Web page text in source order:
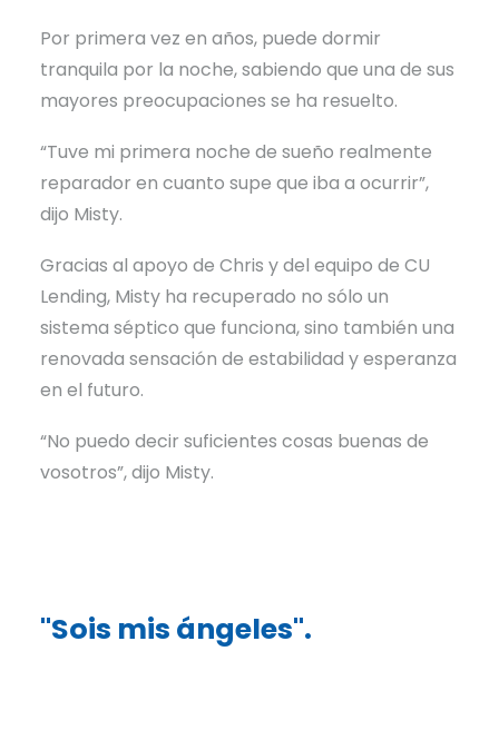
Por primera vez en años, puede dormir
tranquila por la noche, sabiendo que una de sus
mayores preocupaciones se ha resuelto.
“Tuve mi primera noche de sueño realmente
reparador en cuanto supe que iba a ocurrir”,
dijo Misty.
Gracias al apoyo de Chris y del equipo de CU
Lending, Misty ha recuperado no sólo un
sistema séptico que funciona, sino también una
renovada sensación de estabilidad y esperanza
en el futuro.
“No puedo decir suficientes cosas buenas de
vosotros”, dijo Misty.
"Sois mis ángeles".